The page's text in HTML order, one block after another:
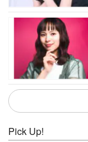
Pick Up!